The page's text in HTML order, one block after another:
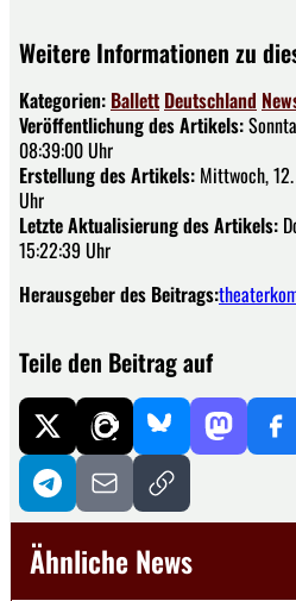
Weitere Informationen zu
Kategorien: Ballett Deutschland
Veröffentlichung des Artikels:
08:39:00 Uhr
Erstellung des Artikels: Mittwoch,
Uhr
Letzte Aktualisierung des Artikels:
15:22:39 Uhr
Herausgeber des Beitrags:
Teile den Beitrag auf
Ähnliche News